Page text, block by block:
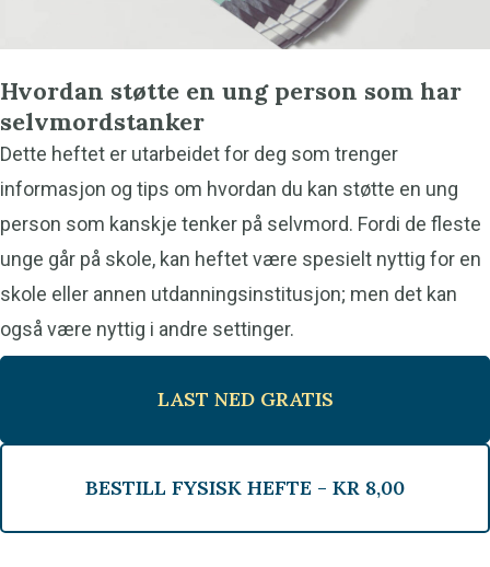
Hvordan støtte en ung person som har
selvmordstanker
Dette heftet er utarbeidet for deg som trenger
informasjon og tips om hvordan du kan støtte en ung
person som kanskje tenker på selvmord. Fordi de fleste
unge går på skole, kan heftet være spesielt nyttig for en
skole eller annen utdanningsinstitusjon; men det kan
også være nyttig i andre settinger.
LAST NED GRATIS
BESTILL FYSISK HEFTE - KR 8,00